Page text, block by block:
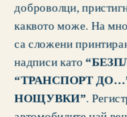
доброволци,
каквото може. На
са сложени
надписи като
“ТРАНСПОРТ
НОЩУВКИ”.